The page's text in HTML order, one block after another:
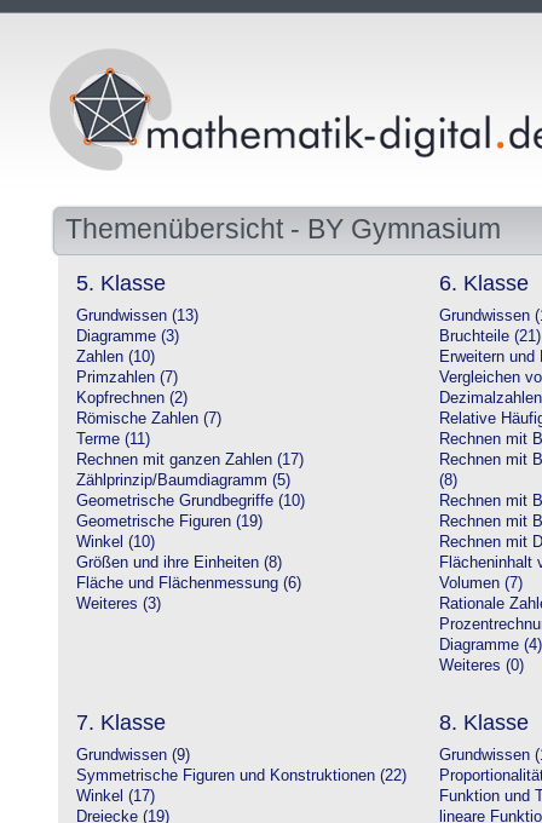
Themenübersicht - BY Gymnasium
5. Klasse
Grundwissen (13)
Diagramme (3)
Zahlen (10)
Primzahlen (7)
Kopfrechnen (2)
Römische Zahlen (7)
Terme (11)
Rechnen mit ganzen Zahlen (17)
Zählprinzip/Baumdiagramm (5)
Geometrische Grundbegriffe (10)
Geometrische Figuren (19)
Winkel (10)
Größen und ihre Einheiten (8)
Fläche und Flächenmessung (6)
Weiteres (3)
6. Klasse
Grundwissen
Bruchteile (21)
Erweitern und
Vergleichen
Relative
Rechnen mit
Rechnen mit
(8)
Rechnen mit
Rechnen mit
Rechnen mit
Flächeninhalt
Volumen (7)
Rationale
Diagramme (4)
Weiteres (0)
7. Klasse
Grundwissen (9)
Symmetrische Figuren und Konstruktionen (22)
Winkel (17)
Dreiecke (19)
8. Klasse
Grundwissen
Funktion und
lineare